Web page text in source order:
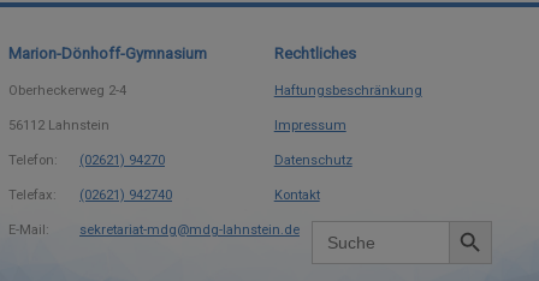
Marion-Dönhoff-Gymnasium
Oberheckerweg 2-4
56112 Lahnstein
Telefon: (02621) 94270
Telefax: (02621) 942740
E-Mail: sekretariat-mdg@mdg-lahnstein.de
Rechtliches
Haftungsbeschränkung
Impressum
Datenschutz
Kontakt
Search
for:
Search Button